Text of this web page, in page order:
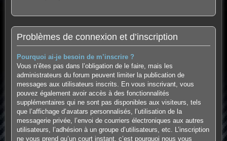
Problèmes de connexion et d’inscription
Pourquoi ai-je besoin de m’inscrire ?
Vous n’êtes pas dans l’obligation de le faire, mais les
administrateurs du forum peuvent limiter la publication de
messages aux utilisateurs inscrits. En vous inscrivant, vous
pouvez également avoir accès à des fonctionnalités
supplémentaires qui ne sont pas disponibles aux visiteurs, tels
que l’affichage d’avatars personnalisés, l’utilisation de la
messagerie privée, l’envoi de courriers électroniques aux autres
utilisateurs, l’adhésion à un groupe d’utilisateurs, etc. L’inscription
ne vous prend qu’un court instant, c’est pourquoi nous vous